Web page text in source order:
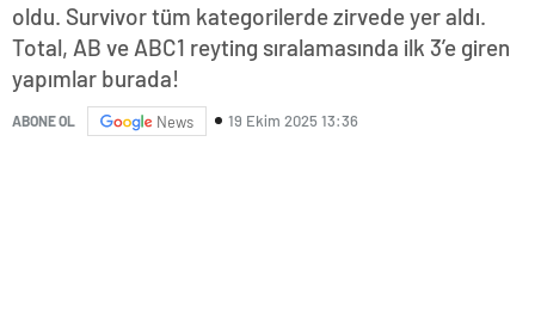
oldu. Survivor tüm kategorilerde zirvede yer aldı.
Total, AB ve ABC1 reyting sıralamasında ilk 3’e giren
yapımlar burada!
ABONE OL News 19 Ekim 2025 13:36